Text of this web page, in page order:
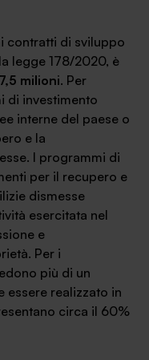
di mediazione creditizia iscritta
contratti di sviluppo
legge 178/2020, è
milioni. Per
di investimento
interne del paese o
e la
I programmi di
per il recupero e
dismesse
esercitata nel
e
Per i
più di un
essere realizzato in
circa il 60%